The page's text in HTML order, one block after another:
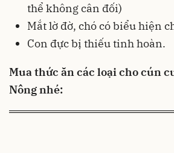
thể không cân đối)
Mắt lờ đờ, chó có biểu hiện
Con đực bị thiếu tinh hoàn.
Mua thức ăn các loại cho cún
Nông nhé: